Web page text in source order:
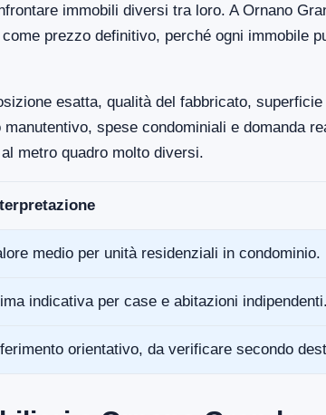
immobili diversi tra loro. A Ornano
prezzo definitivo, perché ogni immobile
esatta, qualità del fabbricato,
spese condominiali e domanda
metro quadro molto diversi.
medio per unità residenziali in condominio.
indicativa per case e abitazioni indipendenti.
orientativo, da verificare secondo